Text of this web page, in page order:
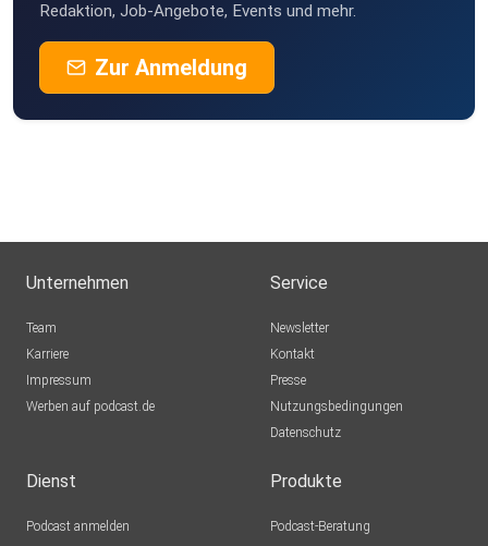
Redaktion, Job-Angebote, Events und mehr.
Zur Anmeldung
Unternehmen
Team
Karriere
Impressum
Werben auf podcast.de
Service
Newsletter
Kontakt
Presse
Nutzungsbedingungen
Datenschutz
Dienst
Podcast anmelden
Produkte
Podcast-Beratung